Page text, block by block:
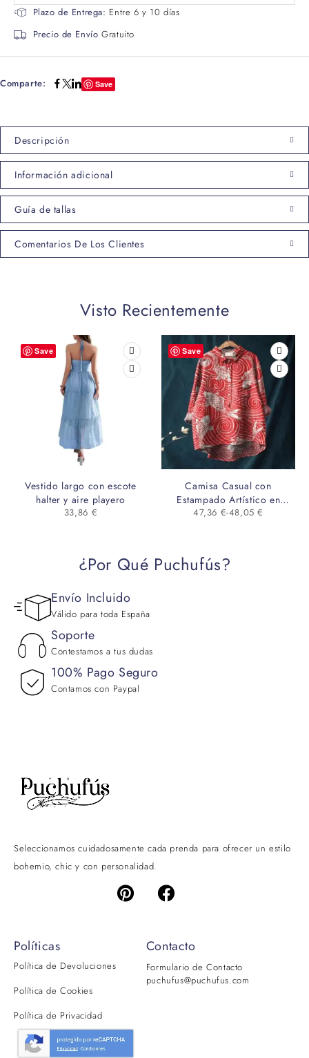
Plazo de Entrega: Entre 6 y 10 días
Precio de Envío Gratuito
Comparte: Save
Descripción
Información adicional
Guía de tallas
Comentarios De Los Clientes
Visto Recientemente
Save
Vestido largo con escote
halter y aire playero
33,86 €
Save
Camisa Casual con
Estampado Artístico en
Relieve
47,36 €-48,05€
¿Por Qué Puchufús?
Envío Incluido
Válido para toda España
Soporte
Contestamos a tus dudas
100% Pago Seguro
Contamos con Paypal
Seleccionamos cuidadosamente cada prenda para ofrecer un estilo
bohemio, chic y con personalidad.
Políticas
Política de Devoluciones
Política de Cookies
Política de Privacidad
Contacto
Formulario de Contacto
puchufus@puchufus.com